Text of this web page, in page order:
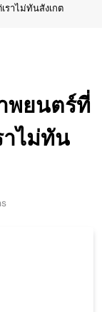
ราไม่ทันสังเกต
พยนตร์ที่
าไม่ทัน